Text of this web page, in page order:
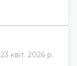
23 квіт. 2026 р.